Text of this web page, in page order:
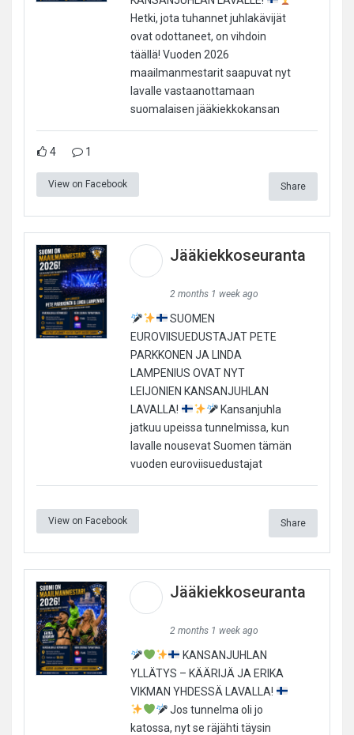
Hetki, jota tuhannet juhlakävijät
ovat odottaneet, on vihdoin
täällä! Vuoden 2026
maailmanmestarit saapuvat nyt
lavalle vastaanottamaan
suomalaisen jääkiekkokansan
4 1
View on Facebook Share
Jääkiekkoseuranta
2 months 1 week ago
SUOMEN
EUROVIISUEDUSTAJAT PETE
PARKKONEN JA LINDA
LAMPENIUS OVAT NYT
LEIJONIEN KANSANJUHLAN
LAVALLA!
Kansanjuhla
jatkuu upeissa tunnelmissa, kun
lavalle nousevat Suomen tämän
vuoden euroviisuedustajat
View on Facebook Share
Jääkiekkoseuranta
2 months 1 week ago
KANSANJUHLAN
YLLÄTYS – KÄÄRIJÄ JA ERIKA
VIKMAN YHDESSÄ LAVALLA!
Jos tunnelma oli jo
katossa, nyt se räjähti täysin